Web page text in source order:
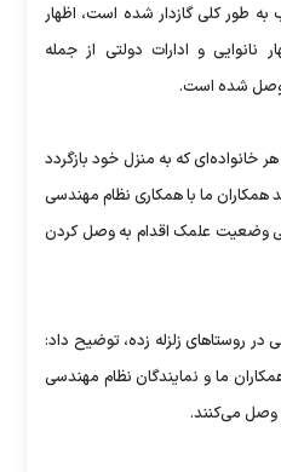
طور کلی گازدار شده است، اظهار
نانوایی و ادارات دولتی از جمله
وصل شده است.
خانواده‌ای که به منزل خود بازگردد
همکاران ما با همکاری نظام مهندسی
وضعیت علمک اقدام به وصل کردن
در روستاهای زلزله زده، توضیح داد:
ما و نمایندگان نظام مهندسی
وصل می‌کنند.